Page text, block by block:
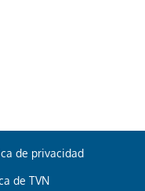
de privacidad
de TVN